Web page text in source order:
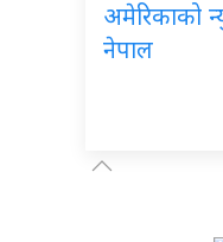
अमेरिकाको
नेपाल